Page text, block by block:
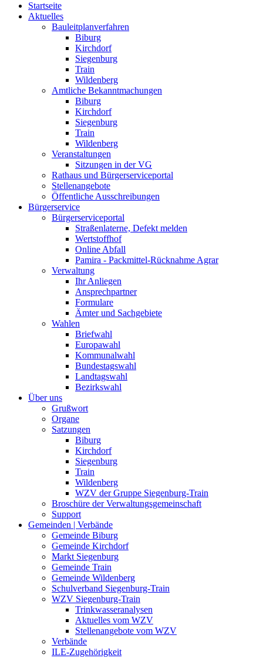
Startseite
Aktuelles
Bauleitplanverfahren
Biburg
Kirchdorf
Siegenburg
Train
Wildenberg
Amtliche Bekanntmachungen
Biburg
Kirchdorf
Siegenburg
Train
Wildenberg
Veranstaltungen
Sitzungen in der VG
Rathaus und Bürgerserviceportal
Stellenangebote
Öffentliche Ausschreibungen
Bürgerservice
Bürgerserviceportal
Straßenlaterne, Defekt melden
Wertstoffhof
Online Abfall
Pamira - Packmittel-Rücknahme Agrar
Verwaltung
Ihr Anliegen
Ansprechpartner
Formulare
Ämter und Sachgebiete
Wahlen
Briefwahl
Europawahl
Kommunalwahl
Bundestagswahl
Landtagswahl
Bezirkswahl
Über uns
Grußwort
Organe
Satzungen
Biburg
Kirchdorf
Siegenburg
Train
Wildenberg
WZV der Gruppe Siegenburg-Train
Broschüre der Verwaltungsgemeinschaft
Support
Gemeinden | Verbände
Gemeinde Biburg
Gemeinde Kirchdorf
Markt Siegenburg
Gemeinde Train
Gemeinde Wildenberg
Schulverband Siegenburg-Train
WZV Siegenburg-Train
Trinkwasseranalysen
Aktuelles vom WZV
Stellenangebote vom WZV
Verbände
ILE-Zugehörigkeit